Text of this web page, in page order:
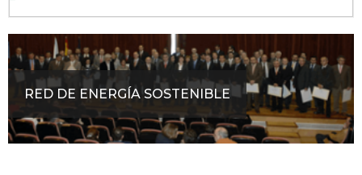
RED DE ENERGÍA SOSTENIBLE